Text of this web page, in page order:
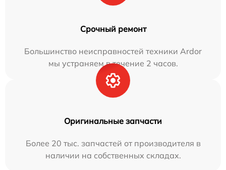
Срочный ремонт
Большинство неисправностей техники Ardor
мы устраняем в течение 2 часов.
Оригинальные запчасти
Более 20 тыс. запчастей от производителя в
наличии на собственных складах.